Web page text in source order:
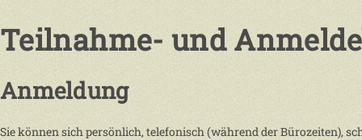
Teilnahme- und
Anmeldung
Sie können sich persönlich, telefonisch (während der Bürozeiten),